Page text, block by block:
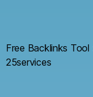
Free Backlinks Tool
25services